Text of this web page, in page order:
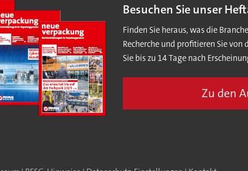
Besuchen Sie unser
Finden Sie heraus, was die
Recherche und profitieren Sie
Sie bis zu 14 Tage nach
Zu den